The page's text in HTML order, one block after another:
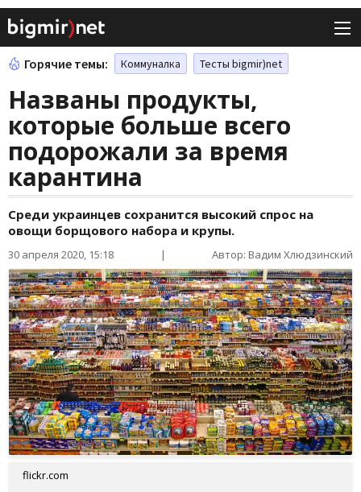
Горячие темы: Коммуналка Тесты bigmir)net
Названы продукты,
которые больше всего
подорожали за время
карантина
Среди украинцев сохранится высокий спрос на
овощи борщового набора и крупы.
30 апреля 2020, 15:18 | Автор: Вадим Хлюдзинский
flickr.com